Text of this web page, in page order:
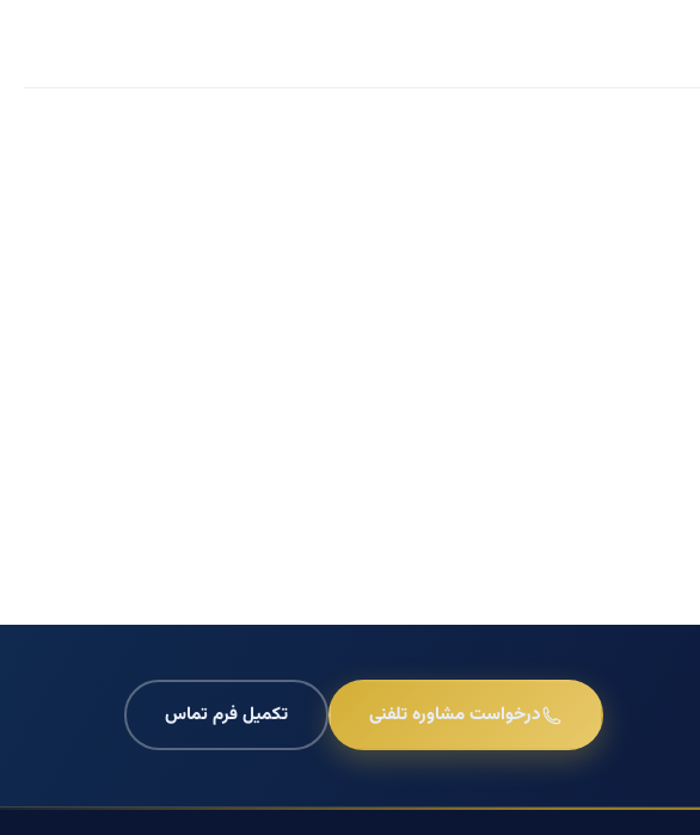
درخواست مشاوره تلفنی تکمیل فرم تماس